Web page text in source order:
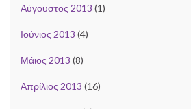
Αύγουστος 2013 (1)
Ιούνιος 2013 (4)
Μάιος 2013 (8)
Απρίλιος 2013 (16)